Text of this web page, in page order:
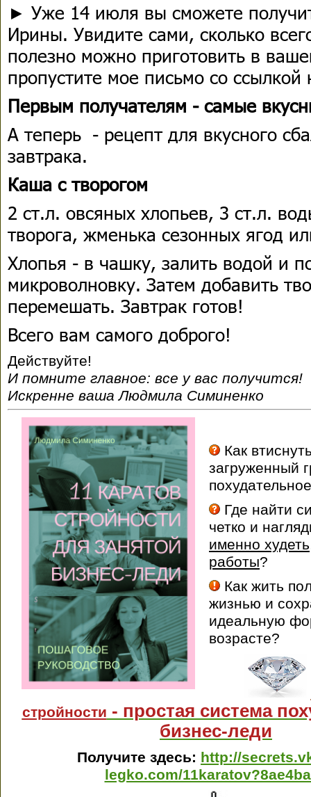
► Уже 14 июля вы сможете
Ирины. Увидите сами, сколько
полезно можно приготовить в
пропустите мое письмо со
Первым получателям - самые
А теперь - рецепт для вкусного
завтрака.
Каша с творогом
2 ст.л. овсяных хлопьев, 3 ст.л.
творога, жменька сезонных ягод
Хлопья - в чашку, залить водой и
микроволновку. Затем добавить
перемешать. Завтрак готов!
Всего вам самого доброго!
Действуйте!
И помните главное: все у вас получится!
Искренне ваша Людмила Симиненко
Как
загруженный
Где найти
четко и
именно
работы?
Как жить
жизнью и
идеальную
возрасте?
стройности - простая система
бизнес-леди
Получите здесь: http://
legko.com/